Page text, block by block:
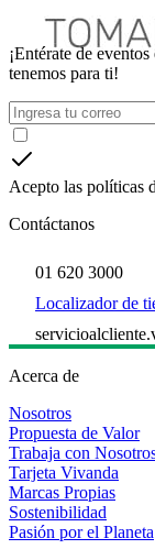
¡Entérate de
tenemos para ti!
Acepto las políticas
Contáctanos
01 620 3000
Localizador de
Acerca de
Nosotros
Propuesta de Valor
Trabaja con
Tarjeta Vivanda
Marcas Propias
Sostenibilidad
Pasión por el Planeta